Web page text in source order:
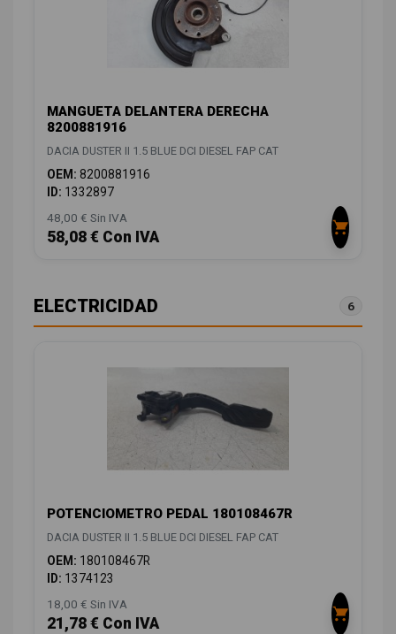
MANGUETA DELANTERA DERECHA
8200881916
DACIA DUSTER II 1.5 BLUE DCI DIESEL FAP CAT
OEM: 8200881916
ID: 1332897
48,00 € Sin IVA
58,08 € Con IVA
ELECTRICIDAD 6
POTENCIOMETRO PEDAL 180108467R
DACIA DUSTER II 1.5 BLUE DCI DIESEL FAP CAT
OEM: 180108467R
ID: 1374123
18,00 € Sin IVA
21,78 € Con IVA